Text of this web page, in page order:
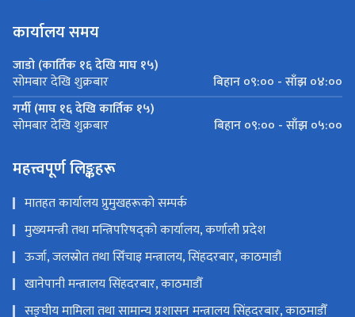
कार्यालय समय
जाडो (कार्तिक १६ देखि माघ १५)
सोमबार देखि शुक्रबार
बिहान ०९:०० - साँझ ०४:००
गर्मी (माघ १६ देखि कार्तिक १५)
सोमबार देखि शुक्रबार बिहान ०९:०० - साँझ ०५:००
महत्त्वपूर्ण लिङ्कहरू
मातहत कार्यालय प्रुमुखहरूको सम्पर्क
मुख्यमन्त्री तथा मन्त्रिपरिषद्को कार्यालय, कर्णाली प्रदेश
ऊर्जा, जलस्रोत तथा सिँचाइ मन्त्रालय, सिंहदरबार, काठमाडौं
खानेपानी मन्त्रालय सिंहदरबार, काठमाडौँ
सङ्‍घीय मामिला तथा सामान्य प्रशासन मन्त्रालय सिंहदरबार, काठमाडौँ